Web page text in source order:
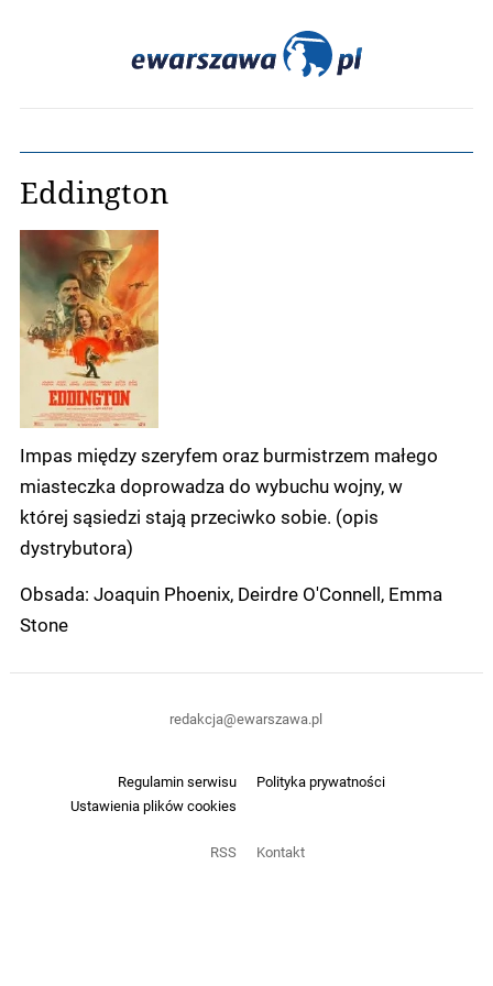
Eddington
Impas między szeryfem oraz burmistrzem małego
miasteczka doprowadza do wybuchu wojny, w
której sąsiedzi stają przeciwko sobie. (opis
dystrybutora)
Obsada: Joaquin Phoenix, Deirdre O'Connell, Emma
Stone
Regulamin serwisu
Polityka prywatności
Ustawienia plików cookies
RSS Kontakt
redakcja@ewarszawa.pl